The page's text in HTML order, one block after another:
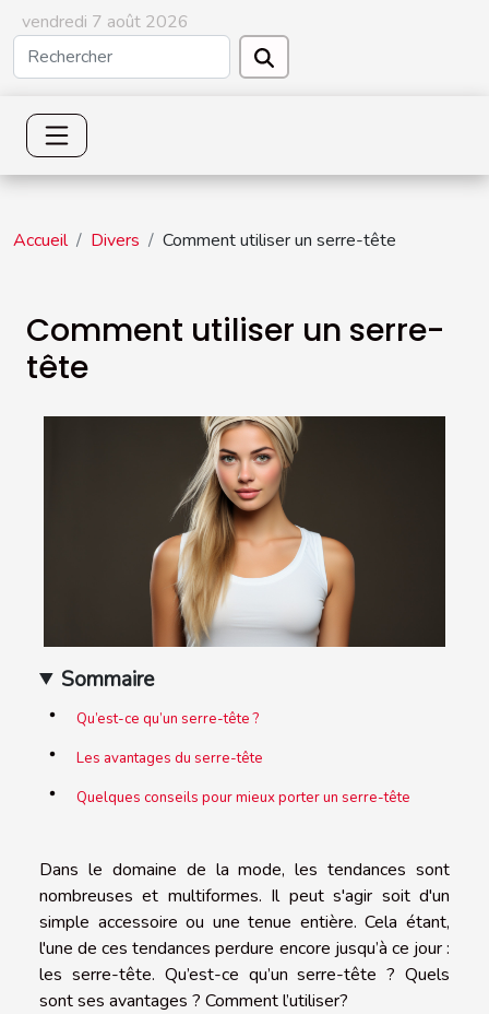
vendredi 7 août 2026
Accueil Divers Comment utiliser un serre-tête
Comment utiliser un serre-
tête
Sommaire
Qu’est-ce qu’un serre-tête ?
Les avantages du serre-tête
Quelques conseils pour mieux porter un serre-tête
Dans le domaine de la mode, les tendances sont
nombreuses et multiformes. Il peut s'agir soit d'un
simple accessoire ou une tenue entière. Cela étant,
l'une de ces tendances perdure encore jusqu’à ce jour :
les serre-tête. Qu’est-ce qu’un serre-tête ? Quels
sont ses avantages ? Comment l’utiliser?